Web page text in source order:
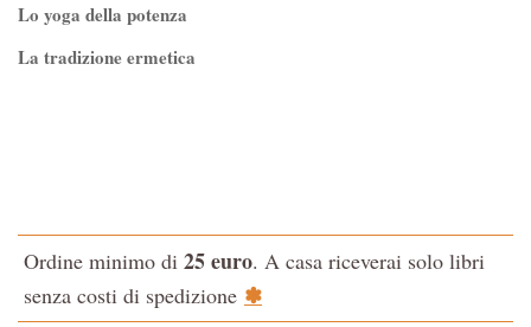
Lo yoga della potenza
La tradizione ermetica
La Cabala
Il potere del serpente
Ordine minimo di 25 euro. A casa riceverai solo libri
senza costi di spedizione ✽